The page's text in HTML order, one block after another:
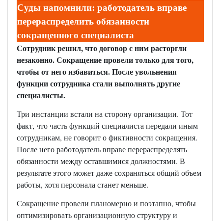
Суды напомнили: работодатель вправе
перераспределить обязанности
сокращенного специалиста
Сотрудник решил, что договор с ним расторгли
незаконно. Сокращение провели только для того,
чтобы от него избавиться. После увольнения
функции сотрудника стали выполнять другие
специалисты.
Три инстанции встали на сторону организации. Тот
факт, что часть функций специалиста передали иным
сотрудникам, не говорит о фиктивности сокращения.
После него работодатель вправе перераспределять
обязанности между оставшимися должностями. В
результате этого может даже сохраняться общий объем
работы, хотя персонала станет меньше.
Сокращение провели планомерно и поэтапно, чтобы
оптимизировать организационную структуру и